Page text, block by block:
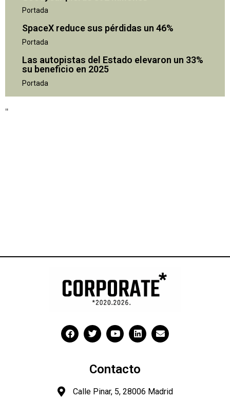
Portada
SpaceX reduce sus pérdidas un 46%
Portada
Las autopistas del Estado elevaron un 33%
su beneficio en 2025
Portada
"
Contacto
Calle Pinar, 5, 28006 Madrid